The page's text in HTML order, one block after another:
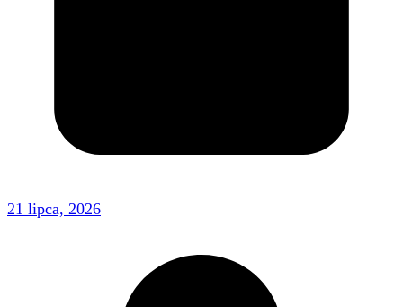
21 lipca, 2026